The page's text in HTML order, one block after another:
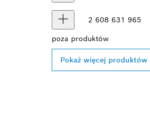
2 608 631 965
poza produktów
Pokaż więcej produktów